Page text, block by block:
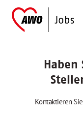
Haben
Kontaktieren